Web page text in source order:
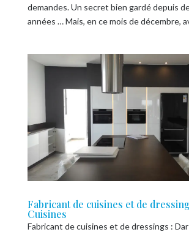
demandes. Un secret bien gardé depuis
années … Mais, en ce mois de décembre,
Fabricant de cuisines et de
Cuisines
Fabricant de cuisines et de dressings :